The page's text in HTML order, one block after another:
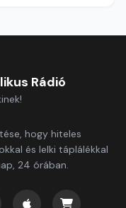
Rádió
hogy hiteles
és lelki táplálékkal
24 órában.